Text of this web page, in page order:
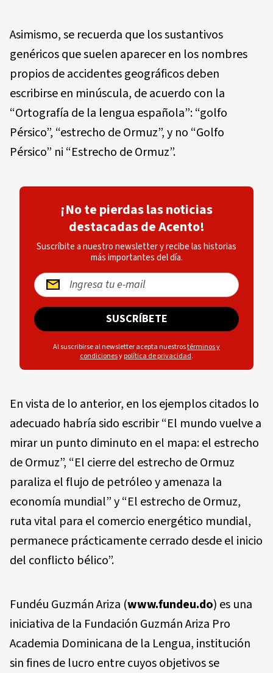
Asimismo, se recuerda que los sustantivos
genéricos que suelen aparecer en los nombres
propios de accidentes geográficos deben
escribirse en minúscula, de acuerdo con la
“Ortografía de la lengua española”: “golfo
Pérsico”, “estrecho de Ormuz”, y no “Golfo
Pérsico” ni “Estrecho de Ormuz”.
¡No te pierdas las noticias
destacadas de Acento!
Suscríbite a nuestro newsletter y recibe las historias
más importantes del día.
SUSCRÍBETE
Al suscribirse al newsletter acepta nuestrostérminos y
condicionesypolítica de privacidad.
En vista de lo anterior, en los ejemplos citados lo
adecuado habría sido escribir “El mundo vuelve a
mirar un punto diminuto en el mapa: el estrecho
de Ormuz”, “El cierre del estrecho de Ormuz
paraliza el flujo de petróleo y amenaza la
economía mundial” y “El estrecho de Ormuz,
ruta vital para el comercio energético mundial,
permanece prácticamente cerrado desde el inicio
del conflicto bélico”.
Fundéu Guzmán Ariza (www.fundeu.do) es una
iniciativa de la Fundación Guzmán Ariza Pro
Academia Dominicana de la Lengua, institución
sin fines de lucro entre cuyos objetivos se